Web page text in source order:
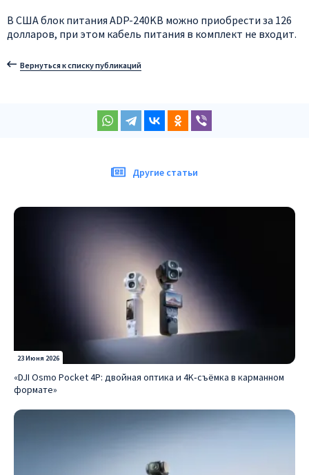
В США блок питания ADP-240KB можно приобрести за 126
долларов, при этом кабель питания в комплект не входит.
Вернуться к списку публикаций
Другие статьи
23 Июня 2026
«DJI Osmo Pocket 4P: двойная оптика и 4K‑съёмка в карманном
формате»